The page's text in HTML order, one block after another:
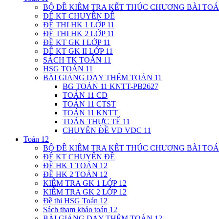
BỘ ĐỀ KIÊM TRA KẾT THÚC CHƯƠNG BÀI
ĐỀ KT CHUYÊN ĐỀ
ĐỀ THI HK 1 LỚP 11
ĐỀ THI HK 2 LỚP 11
ĐỀ KT GK I LỚP 11
ĐỀ KT GK II LỚP 11
SÁCH TK TOÁN 11
HSG TOÁN 11
BÀI GIẢNG DẠY THÊM TOÁN 11
BG TOÁN 11 KNTT-PB2627
TOÁN 11 CD
TOÁN 11 CTST
TOÁN 11 KNTT
TOÁN THỰC TẾ 11
CHUYÊN ĐỀ VD VDC 11
Toán 12
BỘ ĐỀ KIỂM TRA KẾT THÚC CHƯƠNG BÀI
ĐỀ KT CHUYÊN ĐỀ
ĐỀ HK 1 TOÁN 12
ĐỀ HK 2 TOÁN 12
KIỂM TRA GK 1 LỚP 12
KIỂM TRA GK 2 LỚP 12
Đề thi HSG Toán 12
Sách tham khảo toán 12